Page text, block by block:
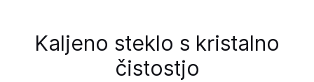
Kaljeno steklo s kristalno
čistostjo